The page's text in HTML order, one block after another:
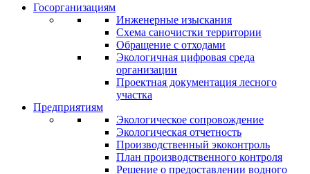
Госорганизациям
Инженерные изыскания
Схема саночистки территории
Обращение с отходами
Экологичная цифровая среда
организации
Проектная документация лесного
участка
Предприятиям
Экологическое сопровождение
Экологическая отчетность
Производственный экоконтроль
План производственного контроля
Решение о предоставлении водного